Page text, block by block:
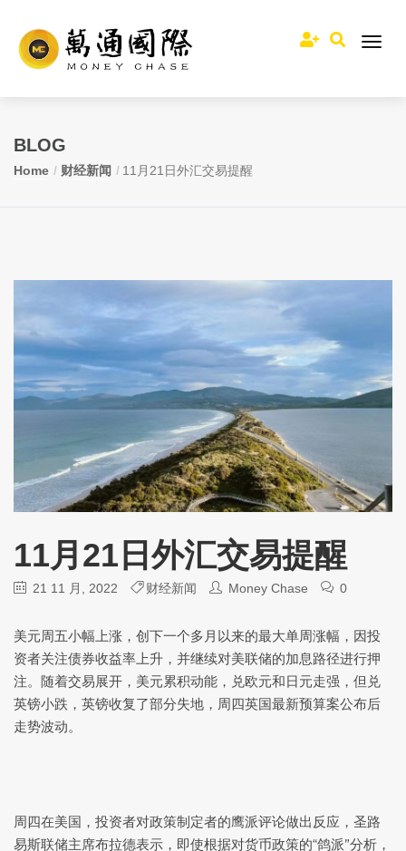
BLOG
Home 财经新闻 11月21日外汇交易提醒
11月21日外汇交易提醒
21 11 月, 2022 财经新闻 Money Chase 0
美元周五小幅上涨，创下一个多月以来的最大单周涨幅，因投
资者关注债券收益率上升，并继续对美联储的加息路径进行押
注。随着交易展开，美元累积动能，兑欧元和日元走强，但兑
英镑小跌，英镑收复了部分失地，周四英国最新预算案公布后
走势波动。
周四在美国，投资者对政策制定者的鹰派评论做出反应，圣路
易斯联储主席布拉德表示，即使根据对货币政策的“鸽派”分析，